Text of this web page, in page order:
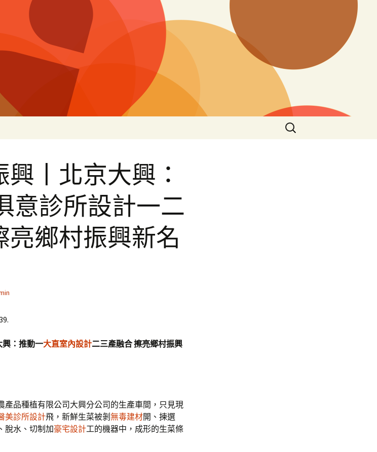
搜
尋
興丨北京大興：
意診所設計一二
亮鄉村振興新名
興：推動一大直室內設計二三產融合 擦亮鄉村振興
產品種植有限公司大興分公司的生產車間，只見現
美診所設計飛，新鮮生菜被剝 無毒建材開、揀選
脫水、切制加豪宅設計工的機器中，成形的生菜條